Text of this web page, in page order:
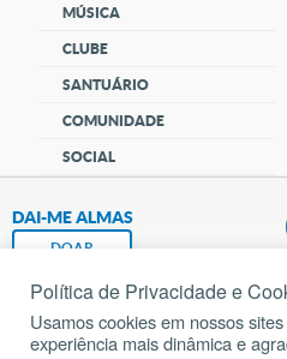
MÚSICA
CLUBE
SANTUÁRIO
COMUNIDADE
SOCIAL
DAI-ME ALMAS
DOAR
Fundação João
Pedido de Oração
Política de Privacidade e
Usamos cookies em nossos
experiência mais dinâmica e